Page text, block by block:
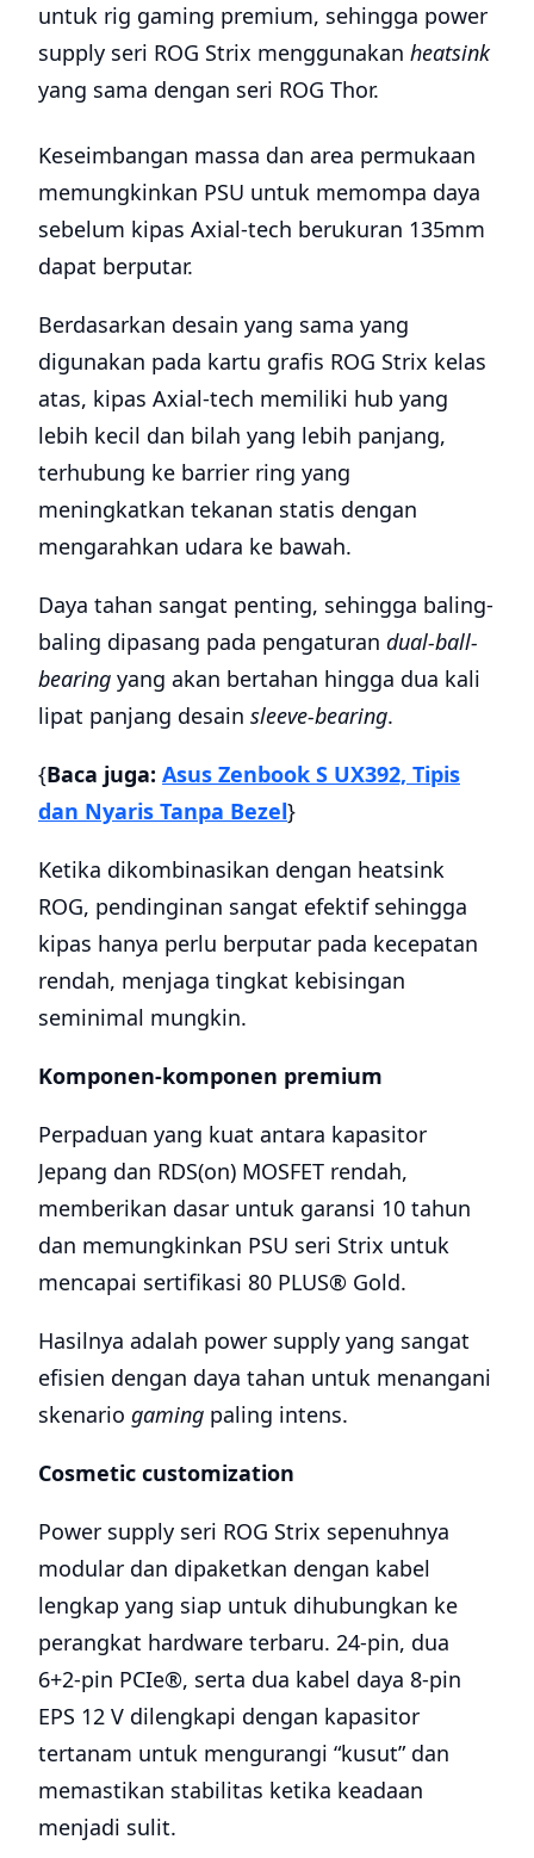
untuk rig gaming premium, sehingga power
supply seri ROG Strix menggunakan heatsink
yang sama dengan seri ROG Thor.
Keseimbangan massa dan area permukaan
memungkinkan PSU untuk memompa daya
sebelum kipas Axial-tech berukuran 135mm
dapat berputar.
Berdasarkan desain yang sama yang
digunakan pada kartu grafis ROG Strix kelas
atas, kipas Axial-tech memiliki hub yang
lebih kecil dan bilah yang lebih panjang,
terhubung ke barrier ring yang
meningkatkan tekanan statis dengan
mengarahkan udara ke bawah.
Daya tahan sangat penting, sehingga baling-
baling dipasang pada pengaturan dual-ball-
bearing yang akan bertahan hingga dua kali
lipat panjang desain sleeve-bearing.
{Baca juga: Asus Zenbook S UX392, Tipis
dan Nyaris Tanpa Bezel}
Ketika dikombinasikan dengan heatsink
ROG, pendinginan sangat efektif sehingga
kipas hanya perlu berputar pada kecepatan
rendah, menjaga tingkat kebisingan
seminimal mungkin.
Komponen-komponen premium
Perpaduan yang kuat antara kapasitor
Jepang dan RDS(on) MOSFET rendah,
memberikan dasar untuk garansi 10 tahun
dan memungkinkan PSU seri Strix untuk
mencapai sertifikasi 80 PLUS® Gold.
Hasilnya adalah power supply yang sangat
efisien dengan daya tahan untuk menangani
skenario gaming paling intens.
Cosmetic customization
Power supply seri ROG Strix sepenuhnya
modular dan dipaketkan dengan kabel
lengkap yang siap untuk dihubungkan ke
perangkat hardware terbaru. 24-pin, dua
6+2-pin PCIe®, serta dua kabel daya 8-pin
EPS 12 V dilengkapi dengan kapasitor
tertanam untuk mengurangi “kusut” dan
memastikan stabilitas ketika keadaan
menjadi sulit.